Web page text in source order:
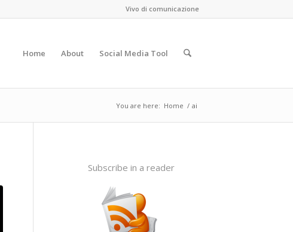
Vivo di comunicazione
Home About Social Media Tool
You are here: Home / ai
Subscribe in a reader